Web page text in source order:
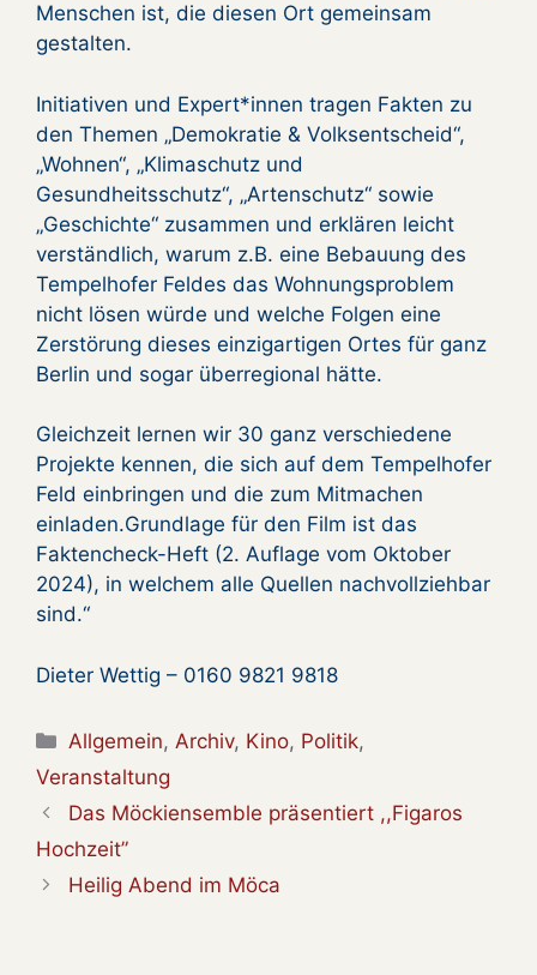
Menschen ist, die diesen Ort gemeinsam
gestalten.
Initiativen und Expert*innen tragen Fakten zu
den Themen „Demokratie & Volksentscheid“,
„Wohnen“, „Klimaschutz und
Gesundheitsschutz“, „Artenschutz“ sowie
„Geschichte“ zusammen und erklären leicht
verständlich, warum z.B. eine Bebauung des
Tempelhofer Feldes das Wohnungsproblem
nicht lösen würde und welche Folgen eine
Zerstörung dieses einzigartigen Ortes für ganz
Berlin und sogar überregional hätte.
Gleichzeit lernen wir 30 ganz verschiedene
Projekte kennen, die sich auf dem Tempelhofer
Feld einbringen und die zum Mitmachen
einladen.Grundlage für den Film ist das
Faktencheck-Heft (2. Auflage vom Oktober
2024), in welchem alle Quellen nachvollziehbar
sind.“
Dieter Wettig – 0160 9821 9818
Kategorien
Allgemein, Archiv, Kino, Politik,
Veranstaltung
Das Möckiensemble präsentiert ,,Figaros
Hochzeit”
Heilig Abend im Möca